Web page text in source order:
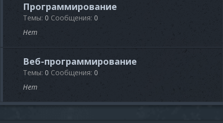
Программирование
Темы 0 Сообщения 0
Нет
Веб-программирование
Темы 0 Сообщения 0
Нет